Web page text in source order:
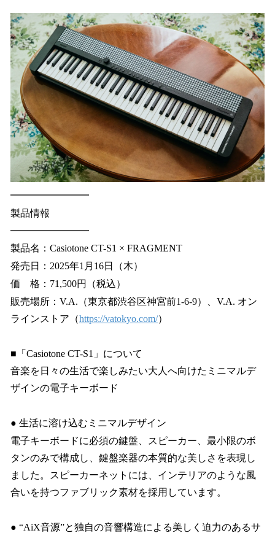
━━━━━━━━
製品情報
━━━━━━━━
製品名：Casiotone CT-S1 × FRAGMENT
発売日：2025年1月16日（木）
価 格：71,500円（税込）
販売場所：V.A.（東京都渋谷区神宮前1-6-9）、V.A. オン
ラインストア（https://vatokyo.com/）
■「Casiotone CT-S1」について
音楽を日々の生活で楽しみたい大人へ向けたミニマルデ
ザインの電子キーボード
● 生活に溶け込むミニマルデザイン
電子キーボードに必須の鍵盤、スピーカー、最小限のボ
タンのみで構成し、鍵盤楽器の本質的な美しさを表現し
ました。スピーカーネットには、インテリアのような風
合いを持つファブリック素材を採用しています。
● “AiX音源”と独自の音響構造による美しく迫力のあるサ